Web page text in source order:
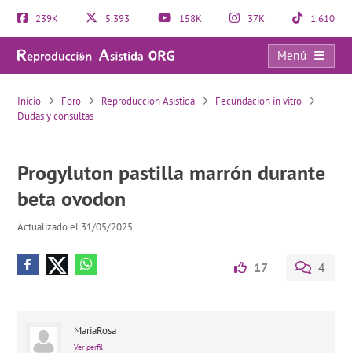
239K 5.393 158K 37K 1.610
Menú
Progyluton pastilla marrón durante beta ovodon
Inicio Foro Reproducción Asistida
Fecundación in vitro
Dudas y consultas
Progyluton pastilla marrón durante
beta ovodon
Actualizado el 31/05/2025
17 4
MariaRosa
Ver perfil